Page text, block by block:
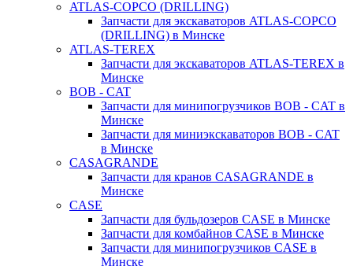
ATLAS-COPCO (DRILLING)
Запчасти для экскаваторов ATLAS-COPCO
(DRILLING) в Минске
ATLAS-TEREX
Запчасти для экскаваторов ATLAS-TEREX в
Минске
BOB - CAT
Запчасти для минипогрузчиков BOB - CAT в
Минске
Запчасти для миниэкскаваторов BOB - CAT
в Минске
CASAGRANDE
Запчасти для кранов CASAGRANDE в
Минске
CASE
Запчасти для бульдозеров CASE в Минске
Запчасти для комбайнов CASE в Минске
Запчасти для минипогрузчиков CASE в
Минске